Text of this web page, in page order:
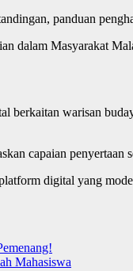
panduan
dalam Masyarakat
warisan
capaian
digital yang
Mahasiswa